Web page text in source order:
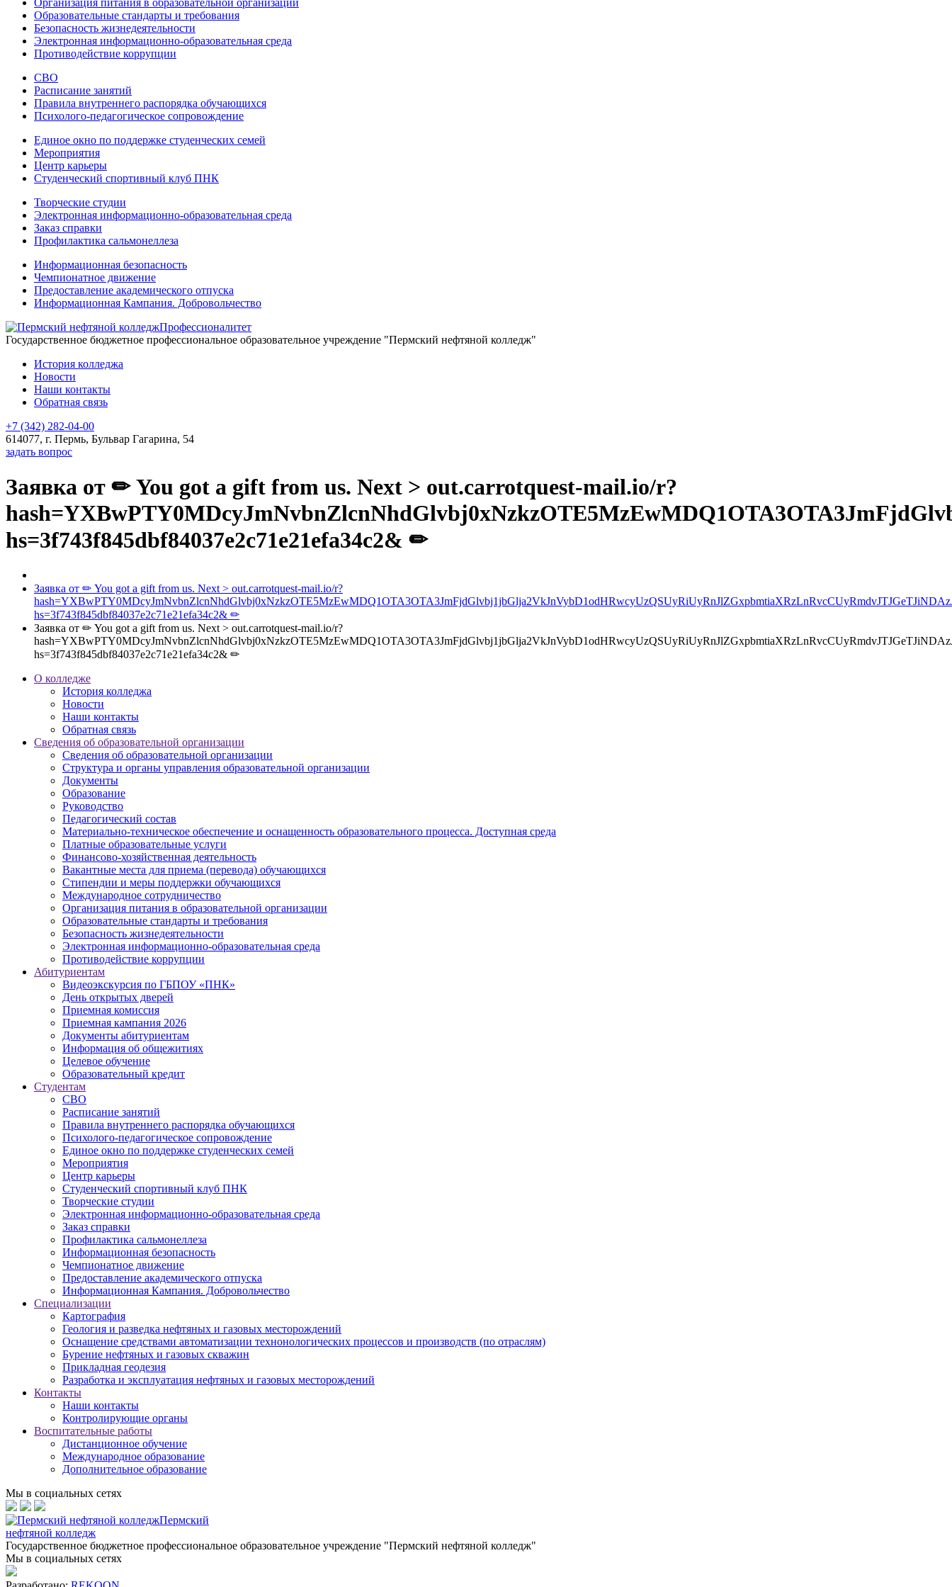
Организация питания в образовательной организации
Образовательные стандарты и требования
Безопасность жизнедеятельности
Электронная информационно-образовательная среда
Противодействие коррупции
СВО
Расписание занятий
Правила внутреннего распорядка обучающихся
Психолого-педагогическое сопровождение
Единое окно по поддержке студенческих семей
Мероприятия
Центр карьеры
Студенческий спортивный клуб ПНК
Творческие студии
Электронная информационно-образовательная среда
Заказ справки
Профилактика сальмонеллеза
Информационная безопасность
Чемпионатное движение
Предоставление академического отпуска
Информационная Кампания. Добровольчество
Профессионалитет
Государственное бюджетное профессиональное образовательное учреждение "Пермский нефтяной колледж"
История колледжа
Новости
Наши контакты
Обратная связь
+7 (342) 282-04-00
614077, г. Пермь, Бульвар Гагарина, 54
задать вопрос
Заявка от ✏ You got a gift from us. Next > out.carrotquest-mail.io/r?
hs=3f743f845dbf84037e2c71e21efa34c2& ✏
Заявка от ✏ You got a gift from us. Next > out.carrotquest-mail.io/r?
hs=3f743f845dbf84037e2c71e21efa34c2& ✏
Заявка от ✏ You got a gift from us. Next > out.carrotquest-mail.io/r?
hs=3f743f845dbf84037e2c71e21efa34c2& ✏
О колледже
История колледжа
Новости
Наши контакты
Обратная связь
Сведения об образовательной организации
Сведения об образовательной организации
Структура и органы управления образовательной организации
Документы
Образование
Руководство
Педагогический состав
Материально-техническое обеспечение и оснащенность образовательного процесса. Доступная среда
Платные образовательные услуги
Финансово-хозяйственная деятельность
Вакантные места для приема (перевода) обучающихся
Стипендии и меры поддержки обучающихся
Международное сотрудничество
Организация питания в образовательной организации
Образовательные стандарты и требования
Безопасность жизнедеятельности
Электронная информационно-образовательная среда
Противодействие коррупции
Абитуриентам
Видеоэкскурсия по ГБПОУ «ПНК»
День открытых дверей
Приемная комиссия
Приемная кампания 2026
Дoкументы абитуриентам
Информация об общежитиях
Целевое обучение
Образовательный кредит
Студентам
СВО
Расписание занятий
Правила внутреннего распорядка обучающихся
Психолого-педагогическое сопровождение
Единое окно по поддержке студенческих семей
Мероприятия
Центр карьеры
Студенческий спортивный клуб ПНК
Творческие студии
Электронная информационно-образовательная среда
Заказ справки
Профилактика сальмонеллеза
Информационная безопасность
Чемпионатное движение
Предоставление академического отпуска
Информационная Кампания. Добровольчество
Специализации
Картография
Геология и разведка нефтяных и газовых месторождений
Оснащение средствами автоматизации технонологических процессов и производств (по отраслям)
Бурение нефтяных и газовых скважин
Прикладная геодезия
Разработка и эксплуатация нефтяных и газовых месторождений
Контакты
Наши контакты
Контролирующие органы
Воспитательные работы
Дистанционное обучение
Международное образование
Дополнительное образование
Мы в социальных сетях
Пермский
нефтяной колледж
Государственное бюджетное профессиональное образовательное учреждение "Пермский нефтяной колледж"
Мы в социальных сетях